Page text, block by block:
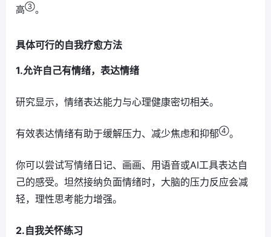
高③。
具体可行的自我疗愈方法
1.允许自己有情绪，表达情绪
研究显示，情绪表达能力与心理健康密切相关。
有效表达情绪有助于缓解压力、减少焦虑和抑郁④。
你可以尝试写情绪日记、画画、用语音或AI工具表达自
己的感受。坦然接纳负面情绪时，大脑的压力反应会减
轻，理性思考能力增强。
2.自我关怀练习